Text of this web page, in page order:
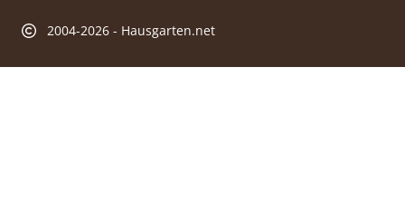
2004-2026 - Hausgarten.net